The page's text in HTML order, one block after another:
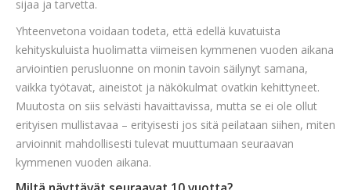
sijaa ja tarvetta.
Yhteenvetona voidaan todeta, että edellä kuvatuista
kehityskuluista huolimatta viimeisen kymmenen vuoden aikana
arviointien perusluonne on monin tavoin säilynyt samana,
vaikka työtavat, aineistot ja näkökulmat ovatkin kehittyneet.
Muutosta on siis selvästi havaittavissa, mutta se ei ole ollut
erityisen mullistavaa – erityisesti jos sitä peilataan siihen, miten
arvioinnit mahdollisesti tulevat muuttumaan seuraavan
kymmenen vuoden aikana.